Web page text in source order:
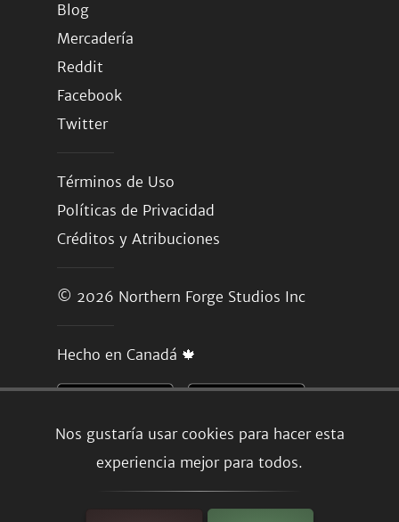
Nos gustaría usar cookies para hacer esta
experiencia mejor para todos.
Blog
Mercadería
Reddit
Facebook
Twitter
Términos de Uso
Políticas de Privacidad
Créditos y Atribuciones
© 2026 Northern Forge Studios Inc
Hecho en Canadá 🍁